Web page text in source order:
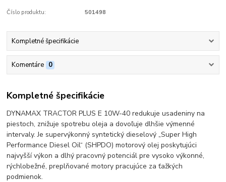
Číslo produktu: 501498
Kompletné špecifikácie
Komentáre 0
Kompletné špecifikácie
DYNAMAX TRACTOR PLUS E 10W-40 redukuje usadeniny na
piestoch, znižuje spotrebu oleja a dovoľuje dlhšie výmenné
intervaly. Je supervýkonný syntetický dieselový „Super High
Performance Diesel Oil“ (SHPDO) motorový olej poskytujúci
najvyšší výkon a dlhý pracovný potenciál pre vysoko výkonné,
rýchlobežné, preplňované motory pracujúce za ťažkých
podmienok.